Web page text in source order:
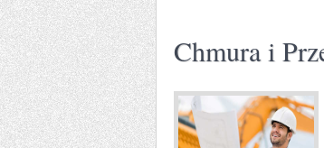
Chmura i